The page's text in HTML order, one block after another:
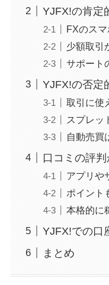
YJFX!の肯定
FXのス
少額取引
サポート
YJFX!の否定
取引に使
スプレッ
自動売買
口コミの評
アプリや
ポイント
本格的に
YJFX!での口
まとめ